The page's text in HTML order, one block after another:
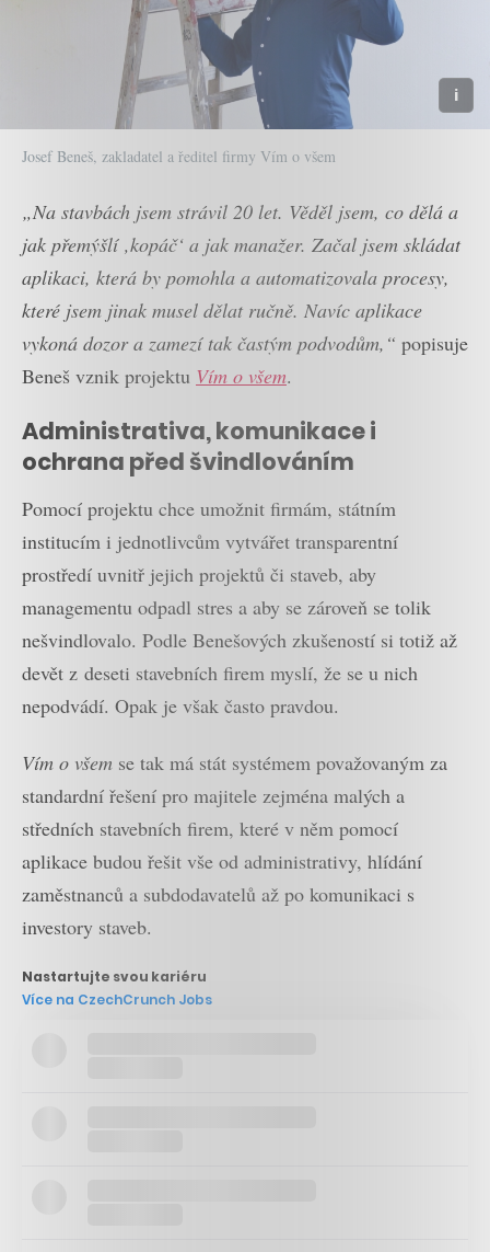
Josef Beneš, zakladatel a ředitel firmy Vím o všem
„Na stavbách jsem strávil 20 let. Věděl jsem, co dělá a
jak přemýšlí ‚kopáč‘ a jak manažer. Začal jsem skládat
aplikaci, která by pomohla a automatizovala procesy,
které jsem jinak musel dělat ručně. Navíc aplikace
vykoná dozor a zamezí tak častým podvodům,“ popisuje
Beneš vznik projektu Vím o všem.
Administrativa, komunikace i
ochrana před švindlováním
Pomocí projektu chce umožnit firmám, státním
institucím i jednotlivcům vytvářet transparentní
prostředí uvnitř jejich projektů či staveb, aby
managementu odpadl stres a aby se zároveň se tolik
nešvindlovalo. Podle Benešových zkušeností si totiž až
devět z deseti stavebních firem myslí, že se u nich
nepodvádí. Opak je však často pravdou.
Vím o všem se tak má stát systémem považovaným za
standardní řešení pro majitele zejména malých a
středních stavebních firem, které v něm pomocí
aplikace budou řešit vše od administrativy, hlídání
zaměstnanců a subdodavatelů až po komunikaci s
investory staveb.
Nastartujte svou kariéru
Více na CzechCrunch Jobs